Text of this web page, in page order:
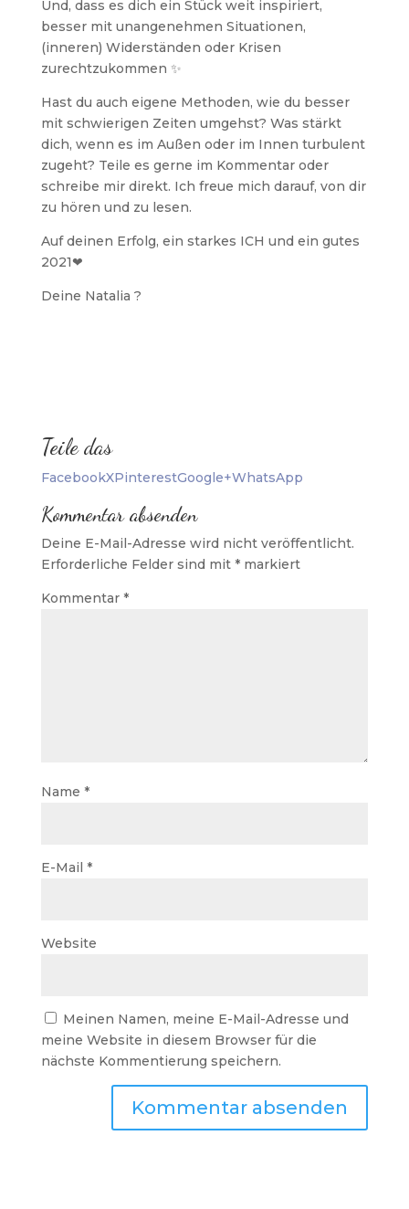
Und, dass es dich ein Stück weit inspiriert,
besser mit unangenehmen Situationen,
(inneren) Widerständen oder Krisen
zurechtzukommen ✨
Hast du auch eigene Methoden, wie du besser
mit schwierigen Zeiten umgehst? Was stärkt
dich, wenn es im Außen oder im Innen turbulent
zugeht? Teile es gerne im Kommentar oder
schreibe mir direkt. Ich freue mich darauf, von dir
zu hören und zu lesen.
Auf deinen Erfolg, ein starkes ICH und ein gutes
2021❤
Deine Natalia ?
Teile das
FacebookXPinterestGoogle+WhatsApp
Kommentar absenden
Deine E-Mail-Adresse wird nicht veröffentlicht.
Erforderliche Felder sind mit *markiert
Kommentar *
Name *
E-Mail *
Website
Meinen Namen, meine E-Mail-Adresse und
meine Website in diesem Browser für die
nächste Kommentierung speichern.